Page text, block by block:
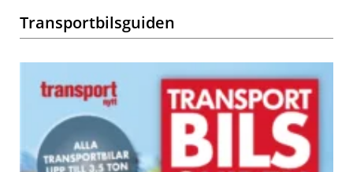
Transportbilsguiden